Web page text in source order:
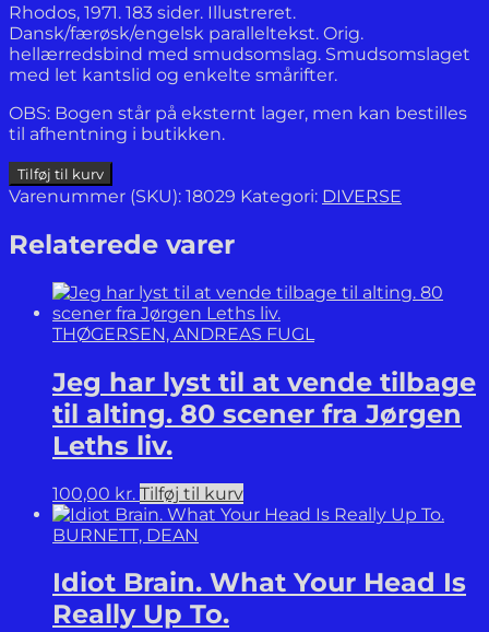
Rhodos, 1971. 183 sider. Illustreret.
Dansk/færøsk/engelsk paralleltekst. Orig.
hellærredsbind med smudsomslag. Smudsomslaget
med let kantslid og enkelte smårifter.
OBS: Bogen står på eksternt lager, men kan bestilles
til afhentning i butikken.
Færøerne.
De
øer.
/
Gandayggjarnar.
Islands.
Magic
Islands.
Tilføj til kurv
Varenummer (SKU): 18029 Kategori: DIVERSE
Relaterede varer
THØGERSEN, ANDREAS FUGL
Jeg har lyst til at vende tilbage
til alting. 80 scener fra Jørgen
Leths liv.
100,00 kr. Tilføj til kurv
BURNETT, DEAN
Idiot Brain. What Your Head Is
Really Up To.